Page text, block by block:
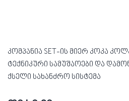
კომპანია SET-ის მიერ კოკა
ტექნიკური სამუშაოები და
ქსელი სახანძრო სისტემა